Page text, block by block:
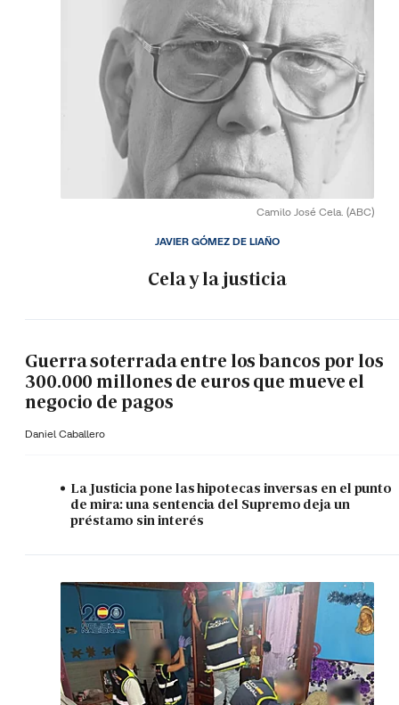
Camilo José Cela. (ABC)
Cela y la justicia
JAVIER GÓMEZ DE LIAÑO
Guerra soterrada entre los bancos por los
300.000 millones de euros que mueve el
negocio de pagos
Daniel Caballero
La Justicia pone las hipotecas inversas en el punto
de mira: una sentencia del Supremo deja un
préstamo sin interés